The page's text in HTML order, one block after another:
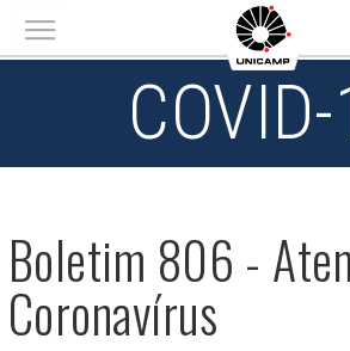
Main menu
Boletim 806 -
Coronavírus